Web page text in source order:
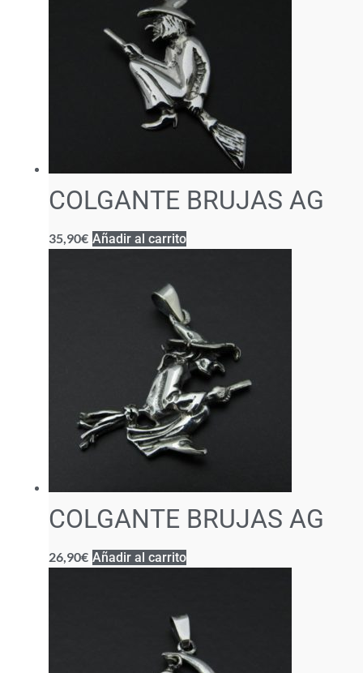
COLGANTE BRUJAS AG
35,90€ Añadir al carrito
COLGANTE BRUJAS AG
26,90€ Añadir al carrito